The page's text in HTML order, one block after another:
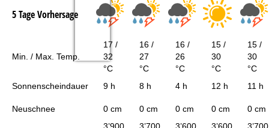
5 Tage Vorhersage
Min. / Max. Temp.
17 /
32
°C
16 /
27
°C
16 /
26
°C
15 /
30
°C
15 /
30
°C
Sonnenscheindauer
9 h 8 h 4 h 12 h 11 h
Neuschnee 0 cm 0 cm 0 cm 0 cm 0 cm
3’900
3’700
3’600
3’600
3’700